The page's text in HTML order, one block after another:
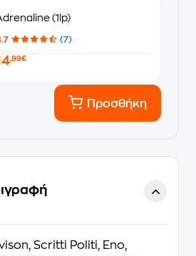
(1lp)
(7)
,99€
Προσθήκη
Scritti Politi, Eno,